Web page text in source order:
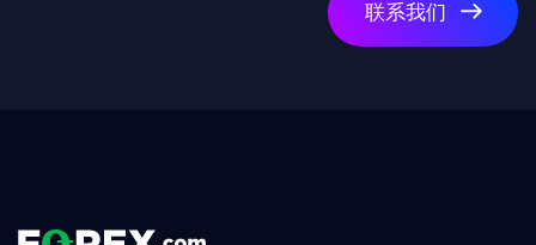
联系我们